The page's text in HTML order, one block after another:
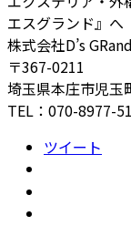
エスグランド』へ
株式会社D’s
〒367-0211
埼玉県本庄市児玉
TEL：070-8977-
ツイート